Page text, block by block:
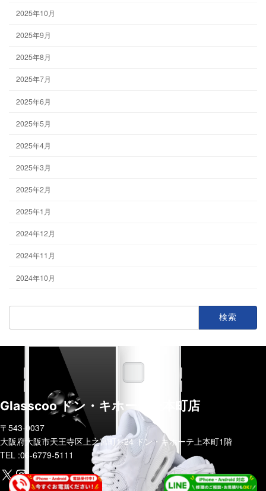
2025年10月
2025年9月
2025年8月
2025年7月
2025年6月
2025年5月
2025年4月
2025年3月
2025年2月
2025年1月
2024年12月
2024年11月
2024年10月
Glasscoo ドン・キホーテ上本町店
〒543-0037
大阪府大阪市天王寺区上之宮町1-24 ドン・キホーテ上本町1階
TEL :06-6779-5111
https://x.com/glasscoo_x?s=21&t=zzF5CsobGsWVhiFLuIBoxg
Instagram